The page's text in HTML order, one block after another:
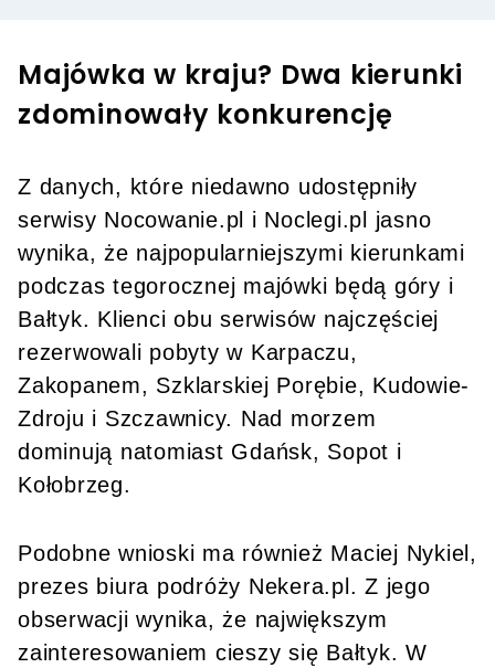
Majówka w kraju? Dwa kierunki
zdominowały konkurencję
Z danych, które niedawno udostępniły
serwisy Nocowanie.pl i Noclegi.pl jasno
wynika, że najpopularniejszymi kierunkami
podczas tegorocznej majówki będą góry i
Bałtyk. Klienci obu serwisów najczęściej
rezerwowali pobyty w Karpaczu,
Zakopanem, Szklarskiej Porębie, Kudowie-
Zdroju i Szczawnicy. Nad morzem
dominują natomiast Gdańsk, Sopot i
Kołobrzeg.
Podobne wnioski ma również Maciej Nykiel,
prezes biura podróży Nekera.pl. Z jego
obserwacji wynika, że największym
zainteresowaniem cieszy się Bałtyk. W